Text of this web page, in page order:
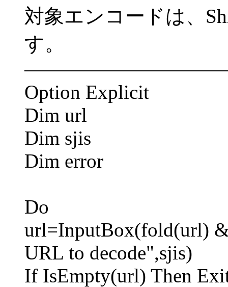
対象エンコードは、
す。
Option Explicit
Dim url
Dim sjis
Dim error
Do
url=InputBox(fold(url)
URL to decode",sjis)
If IsEmpty(url) Then